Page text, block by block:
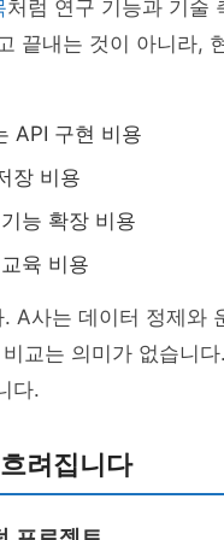
처럼 연구 기능과 기술
끝내는 것이 아니라,
API 구현 비용
장 비용
능 확장 비용
육 비용
A사는 데이터 정제와
교는 의미가 없습니
다.
려집니다